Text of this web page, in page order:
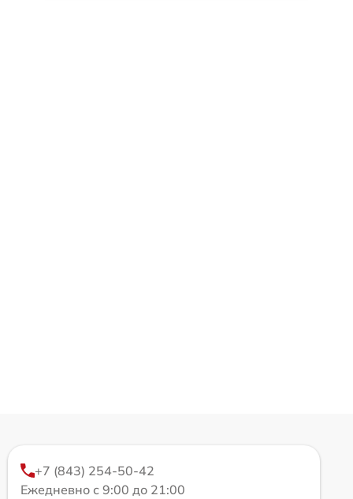
+7 (843) 254-50-42
Ежедневно с 9:00 до 21:00